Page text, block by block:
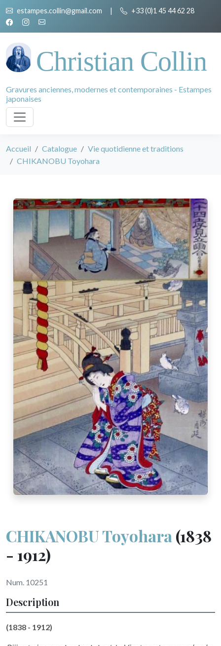
estampes.collin@gmail.com | +33 (0)1 45 44 62 28
Christian Collin
Gravures anciennes, modernes et contemporaines - Estampes
japonaises
Accueil Catalogue
Vie quotidienne et traditions
CHIKANOBU Toyohara
CHIKANOBU Toyohara(1838
- 1912)
Num. 10251
Description
(1838 - 1912)